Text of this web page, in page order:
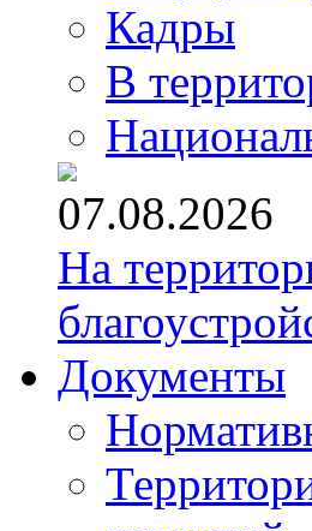
Кадры
В
07.08.2026
На
Документы